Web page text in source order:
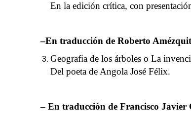
En la edición crítica, con
‒En traducción de Roberto
Geografia de los árboles o La
Del poeta de Angola José Félix.
‒ En traducción de Francisco Javier